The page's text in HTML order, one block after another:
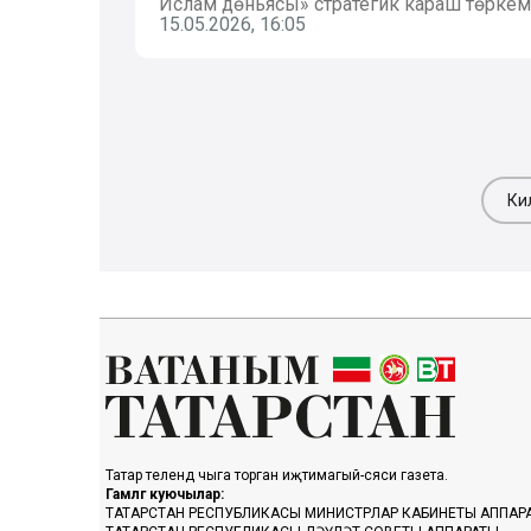
15.05.2026, 16:05
Татар телендә чыга торган иҗтимагый-сәяси газета.
Гамәлгә куючылар:
ТАТАРСТАН РЕСПУБЛИКАСЫ МИНИСТРЛАР КАБИНЕТЫ